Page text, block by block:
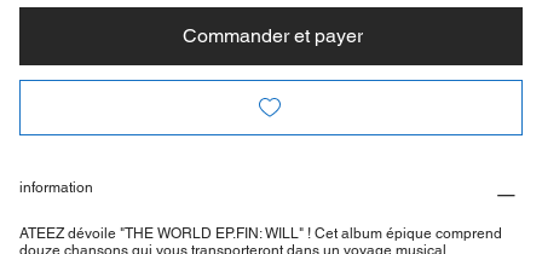
Commander et payer
information
ATEEZ dévoile "THE WORLD EP.FIN: WILL" ! Cet album épique comprend
douze chansons qui vous transporteront dans un voyage musical